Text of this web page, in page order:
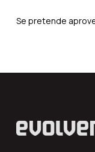
Se pretende